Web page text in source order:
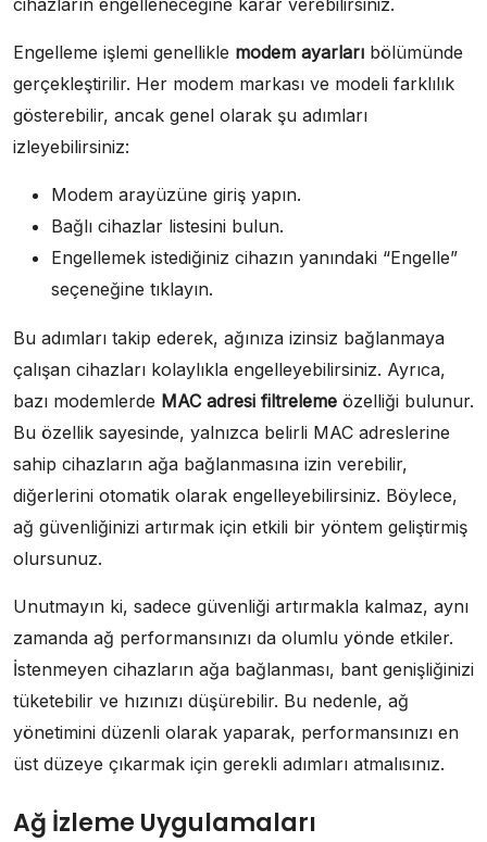
cihazların engelleneceğine karar verebilirsiniz.
Engelleme işlemi genellikle modem ayarları bölümünde
gerçekleştirilir. Her modem markası ve modeli farklılık
gösterebilir, ancak genel olarak şu adımları
izleyebilirsiniz:
Modem arayüzüne giriş yapın.
Bağlı cihazlar listesini bulun.
Engellemek istediğiniz cihazın yanındaki “Engelle”
seçeneğine tıklayın.
Bu adımları takip ederek, ağınıza izinsiz bağlanmaya
çalışan cihazları kolaylıkla engelleyebilirsiniz. Ayrıca,
bazı modemlerde MAC adresi filtreleme özelliği bulunur.
Bu özellik sayesinde, yalnızca belirli MAC adreslerine
sahip cihazların ağa bağlanmasına izin verebilir,
diğerlerini otomatik olarak engelleyebilirsiniz. Böylece,
ağ güvenliğinizi artırmak için etkili bir yöntem geliştirmiş
olursunuz.
Unutmayın ki, sadece güvenliği artırmakla kalmaz, aynı
zamanda ağ performansınızı da olumlu yönde etkiler.
İstenmeyen cihazların ağa bağlanması, bant genişliğinizi
tüketebilir ve hızınızı düşürebilir. Bu nedenle, ağ
yönetimini düzenli olarak yaparak, performansınızı en
üst düzeye çıkarmak için gerekli adımları atmalısınız.
Ağ İzleme Uygulamaları